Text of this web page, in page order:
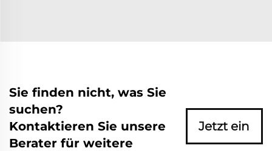
Sie finden nicht, was Sie
suchen?
Kontaktieren Sie unsere
Berater für weitere
Jetzt ein